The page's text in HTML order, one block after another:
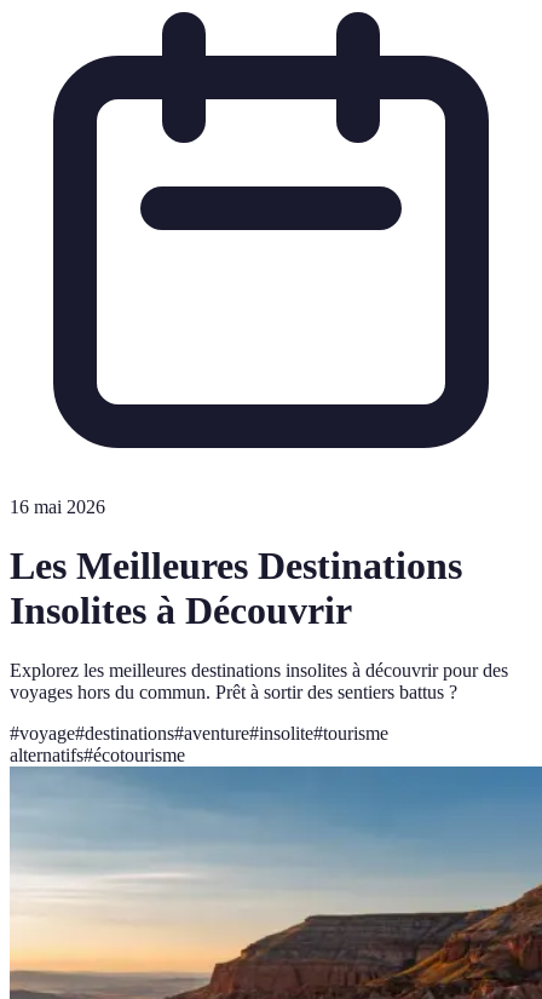
16 mai 2026
Les Meilleures Destinations
Insolites à Découvrir
Explorez les meilleures destinations insolites à découvrir pour des
voyages hors du commun. Prêt à sortir des sentiers battus ?
#voyage#destinations#aventure#insolite#tourisme
alternatifs#écotourisme